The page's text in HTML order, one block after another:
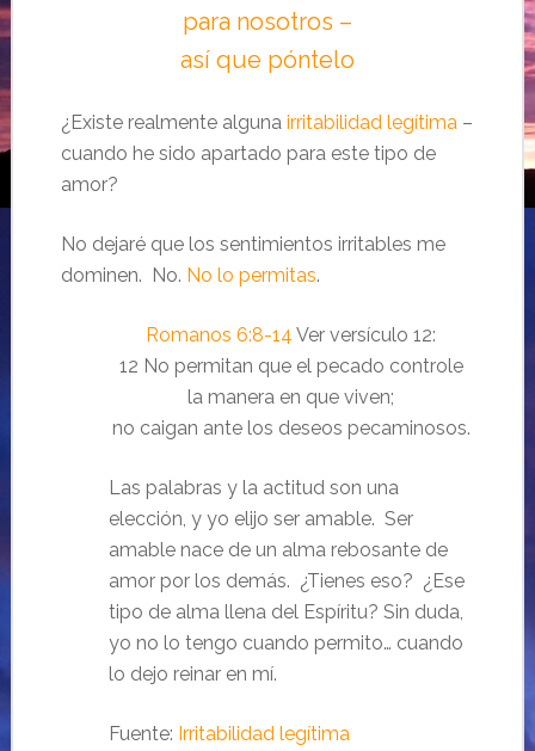
para nosotros –
así que póntelo
¿Existe realmente alguna irritabilidad legítima–
cuando he sido apartado para este tipo de
amor?
No dejaré que los sentimientos irritables me
dominen. No. No lo permitas.
Romanos 6:8-14 Ver versículo 12:
12 No permitan que el pecado controle
la manera en que viven;
no caigan ante los deseos pecaminosos.
Las palabras y la actitud son una
elección, y yo elijo ser amable. Ser
amable nace de un alma rebosante de
amor por los demás. ¿Tienes eso? ¿Ese
tipo de alma llena del Espíritu? Sin duda,
yo no lo tengo cuando permito… cuando
lo dejo reinar en mí.
Fuente: Irritabilidad legítima